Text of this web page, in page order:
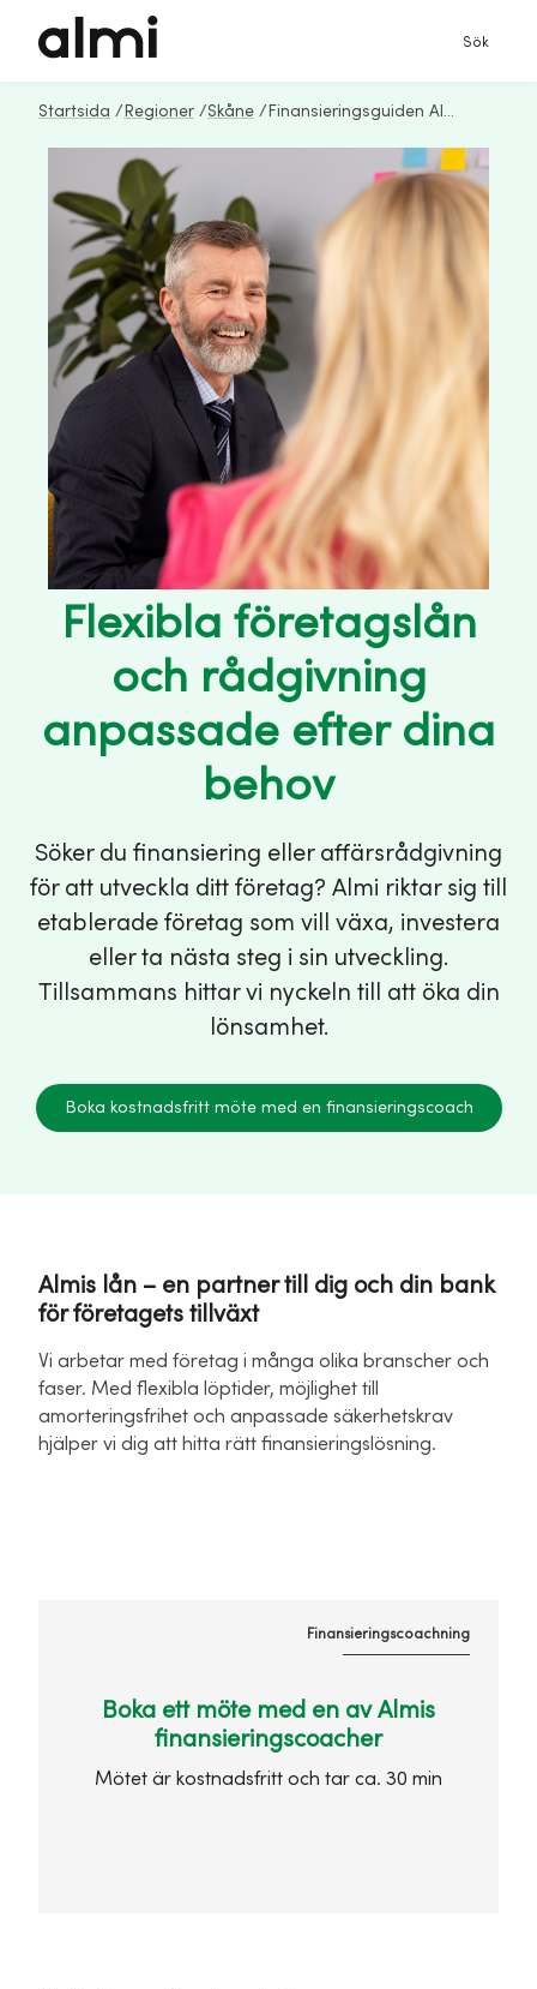
Sök
Startsida / Regioner /Skåne / Finansieringsguiden Almi_2
Flexibla företagslån
och rådgivning
anpassade efter dina
behov
Söker du finansiering eller affärsrådgivning
för att utveckla ditt företag? Almi riktar sig till
etablerade företag som vill växa, investera
eller ta nästa steg i sin utveckling.
Tillsammans hittar vi nyckeln till att öka din
lönsamhet.
Boka kostnadsfritt möte med en finansieringscoach
Almis lån – en partner till dig och din bank
för företagets tillväxt
Vi arbetar med företag i många olika branscher och
faser. Med flexibla löptider, möjlighet till
amorteringsfrihet och anpassade säkerhetskrav
hjälper vi dig att hitta rätt finansieringslösning.
Finansieringscoachning
Boka ett möte med en av Almis
finansieringscoacher
Mötet är kostnadsfritt och tar ca. 30 min